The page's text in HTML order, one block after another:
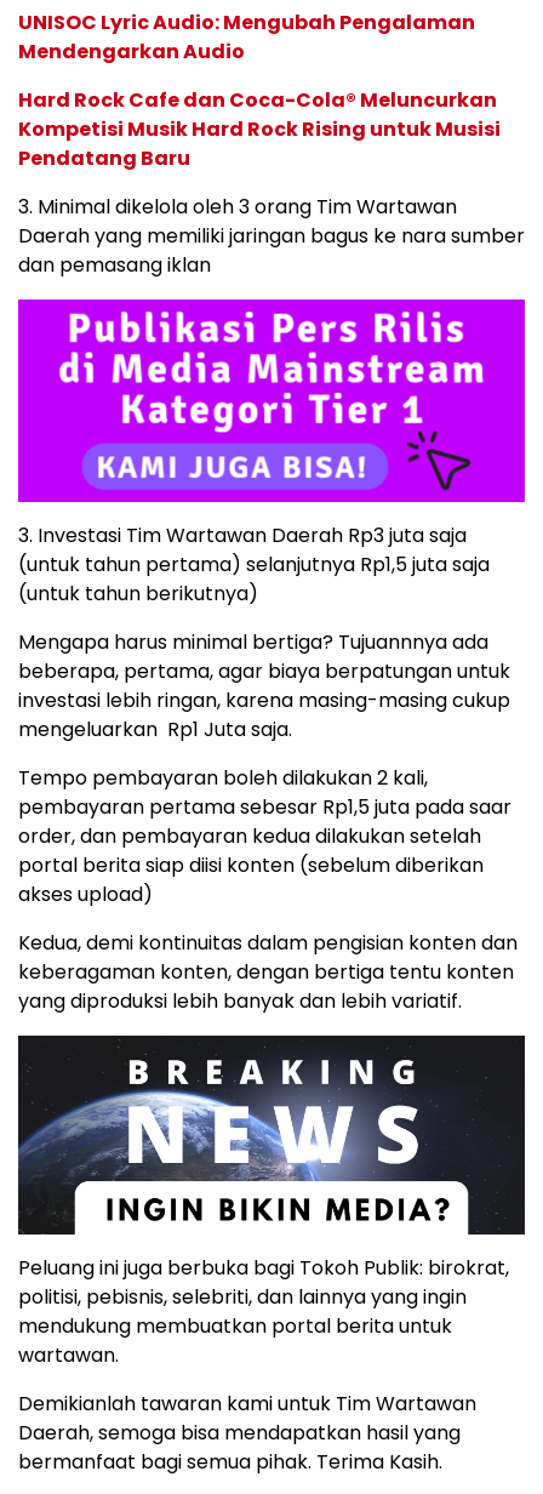
UNISOC Lyric Audio: Mengubah Pengalaman
Mendengarkan Audio
Hard Rock Cafe dan Coca-Cola® Meluncurkan
Kompetisi Musik Hard Rock Rising untuk Musisi
Pendatang Baru
3. Minimal dikelola oleh 3 orang Tim Wartawan
Daerah yang memiliki jaringan bagus ke nara sumber
dan pemasang iklan
3. Investasi Tim Wartawan Daerah Rp3 juta saja
(untuk tahun pertama) selanjutnya Rp1,5 juta saja
(untuk tahun berikutnya)
Mengapa harus minimal bertiga? Tujuannnya ada
beberapa, pertama, agar biaya berpatungan untuk
investasi lebih ringan, karena masing-masing cukup
mengeluarkan Rp1 Juta saja.
Tempo pembayaran boleh dilakukan 2 kali,
pembayaran pertama sebesar Rp1,5 juta pada saar
order, dan pembayaran kedua dilakukan setelah
portal berita siap diisi konten (sebelum diberikan
akses upload)
Kedua, demi kontinuitas dalam pengisian konten dan
keberagaman konten, dengan bertiga tentu konten
yang diproduksi lebih banyak dan lebih variatif.
Peluang ini juga berbuka bagi Tokoh Publik: birokrat,
politisi, pebisnis, selebriti, dan lainnya yang ingin
mendukung membuatkan portal berita untuk
wartawan.
Demikianlah tawaran kami untuk Tim Wartawan
Daerah, semoga bisa mendapatkan hasil yang
bermanfaat bagi semua pihak. Terima Kasih.